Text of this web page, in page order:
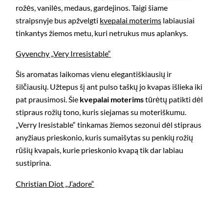
rožės, vanilės, medaus, gardejinos. Taigi šiame
straipsnyje bus apžvelgti kvepalai moterims labiausiai
tinkantys žiemos metu, kuri netrukus mus aplankys.
Gyvenchy „Very Irresistable“
Šis aromatas laikomas vienu elegantiškiausių ir
šilčiausių. Užtepus šį ant pulso taškų jo kvapas išlieka iki
pat prausimosi. Šie kvepalai moterimstūrėtų patikti dėl
stipraus rožių tono, kuris siejamas su moteriškumu.
„Verry Iresistable“ tinkamas žiemos sezonui dėl stipraus
anyžiaus prieskonio, kuris sumaišytas su penkių rožių
rūšių kvapais, kurie prieskonio kvapą tik dar labiau
sustiprina.
Christian Diot „J‘adore“